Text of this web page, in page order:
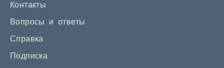
Контакты
Вопросы и ответы
Справка
Подписка